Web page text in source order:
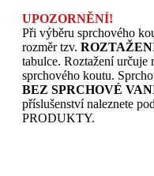
UPOZORNĚNÍ!
Při výběru sprchového
rozměr tzv.
tabulce. Roztažení
sprchového koutu.
BEZ SPRCHOVÉ
příslušenství naleznete
PRODUKTY.